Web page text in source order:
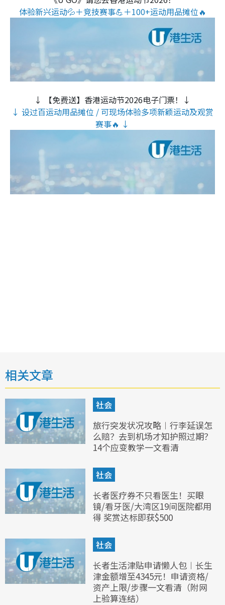
体验新兴运动💦＋竞技赛事💪＋100+运动用品摊位🔥
↓ 【免费送】香港运动节2026电子门票！↓
↓ 设过百运动用品摊位 / 可现场体验多项新颖运动及观赏
赛事🔥 ↓
相关文章
社会
旅行突发状况攻略︱行李延误怎
么赔？去到机场才知护照过期？
14个应变教学一文看清
社会
长者医疗券不只看医生！买眼
镜/看牙医/大湾区19间医院都用
得 奖赏达标即获$500
社会
长者生活津贴申请懒人包︱长生
津金额增至4345元！申请资格/
资产上限/步骤一文看清（附网
上验算连结）